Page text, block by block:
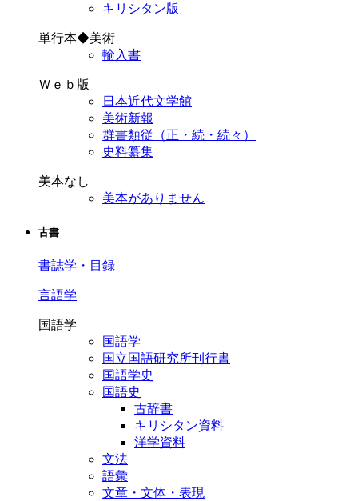
キリシタン版
単行本◆美術
輸入書
Ｗｅｂ版
日本近代文学館
美術新報
群書類従（正・続・続々）
史料纂集
美本なし
美本がありません
古書
書誌学・目録
言語学
国語学
国語学
国立国語研究所刊行書
国語学史
国語史
古辞書
キリシタン資料
洋学資料
文法
語彙
文章・文体・表現